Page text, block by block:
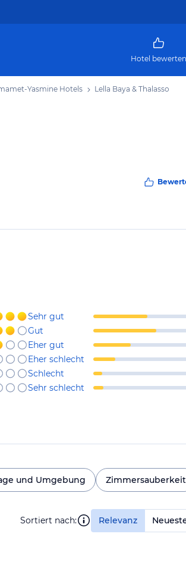
Hotel bewerten
Yasmine Hotels Lella Baya & Thalasso
Sehr gut
Gut
Eher gut
Eher schlecht
Schlecht
Sehr schlecht
und Umgebung Zimmersauberkeit
Sortiert nach: Relevanz